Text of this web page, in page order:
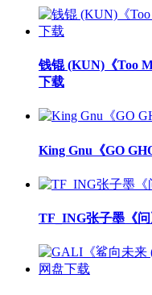
钱锟 (KUN)《Too
下载
King Gnu《GO
TF_ING张子墨《